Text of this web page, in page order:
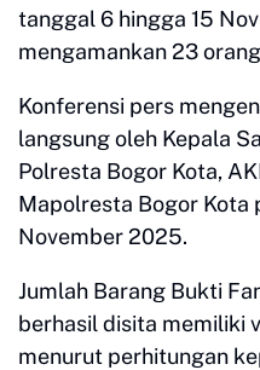
tanggal 6 hingga 15
mengamankan 23
Konferensi pers
langsung oleh Kepala
Polresta Bogor Kota,
Mapolresta Bogor Kota
November 2025.
Jumlah Barang Bukti
berhasil disita memiliki
menurut perhitungan